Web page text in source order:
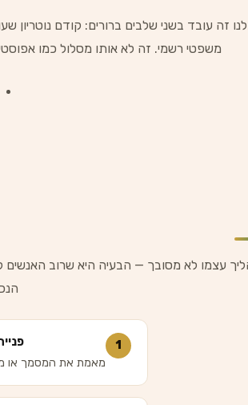
זה עובד בשני שלבים ברורים: קודם
משפטי רשמי. זה לא אותו מסלול כמו
עצמו לא מסובך — הבעיה היא שרוב
1
מאמת את המסמך או